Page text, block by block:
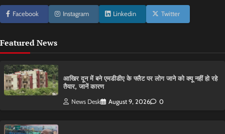
Facebook Instagram Linkedin Twitter
Featured News
आ​खिर दून में बने एमडीडीए के फ्लैट पर लोग जाने को क्यू नहीं हो रहे
तैयार, जानें कारण
News Desk August 9, 2026 0